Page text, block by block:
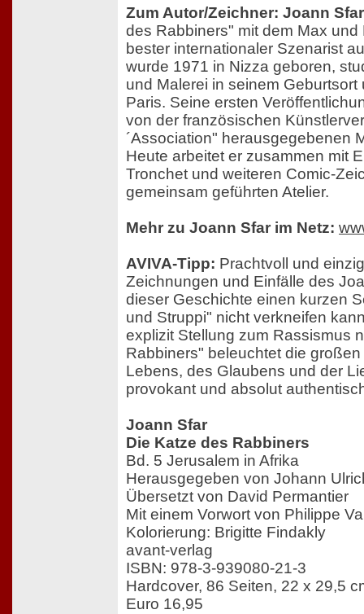
Zum Autor/Zeichner: Joann Sfar
des Rabbiners" mit dem Max und
bester internationaler Szenarist
wurde 1971 in Nizza geboren,
und Malerei in seinem
Paris. Seine ersten
von der französischen
´Association" herausgegebenen
Heute arbeitet er zusammen mit
Tronchet und weiteren Comic-
gemeinsam geführten Atelier.
Mehr zu Joann Sfar im Netz:
AVIVA-Tipp: Prachtvoll und
Zeichnungen und Einfälle des
dieser Geschichte einen kurzen
und Struppi" nicht verkneifen
explizit Stellung zum Rassismus
Rabbiners" beleuchtet die
Lebens, des Glaubens und der
provokant und absolut
Joann Sfar
Die Katze des Rabbiners
Bd. 5 Jerusalem in Afrika
Herausgegeben von Johann
Übersetzt von David Permantier
Mit einem Vorwort von Philippe
Kolorierung: Brigitte Findakly
avant-verlag
ISBN: 978-3-939080-21-3
Hardcover, 86 Seiten, 22 x 29,5
Euro 16,95